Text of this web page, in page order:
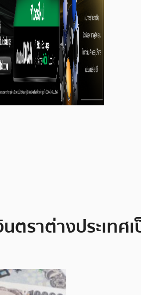
ราต่างประเทศ